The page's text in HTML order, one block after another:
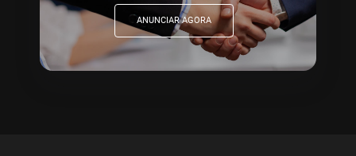
ANUNCIAR AGORA